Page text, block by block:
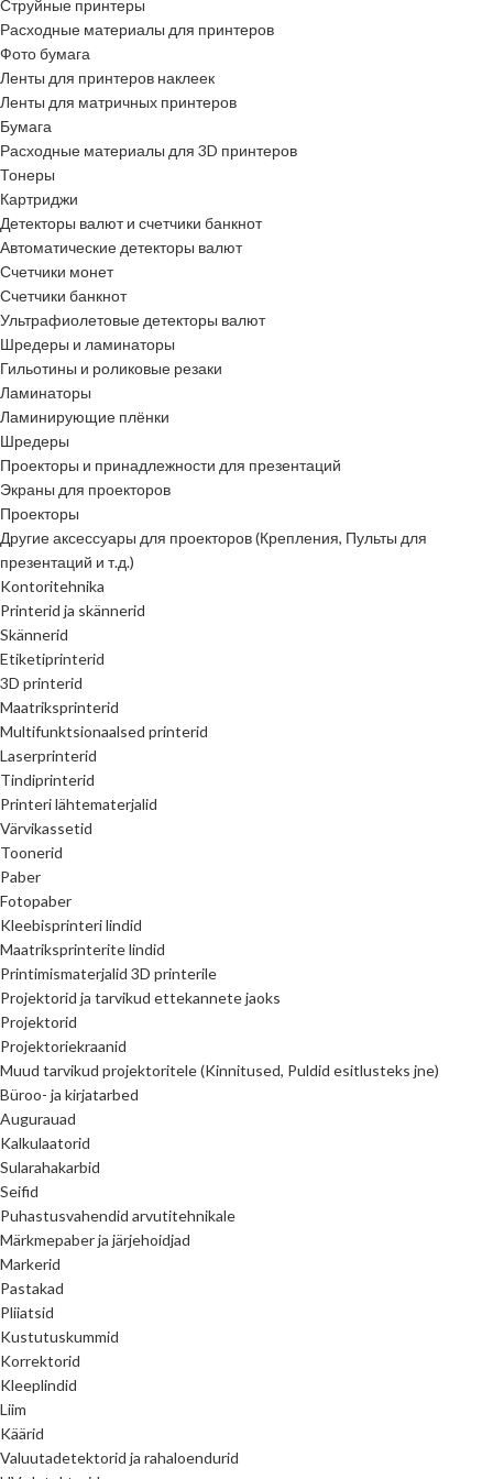
Струйные принтеры
Расходные материалы для принтеров
Фото бумага
Ленты для принтеров наклеек
Ленты для матричных принтеров
Бумага
Расходные материалы для 3D принтеров
Тонеры
Картриджи
Детекторы валют и счетчики банкнот
Автоматические детекторы валют
Счетчики монет
Счетчики банкнот
Ультрафиолетовые детекторы валют
Шредеры и ламинаторы
Гильотины и роликовые резаки
Ламинаторы
Ламинирующие плёнки
Шредеры
Проекторы и принадлежности для презентаций
Экраны для проекторов
Проекторы
Другие аксессуары для проекторов (Крепления, Пульты для
презентаций и т.д.)
Kontoritehnika
Printerid ja skännerid
Skännerid
Etiketiprinterid
3D printerid
Maatriksprinterid
Multifunktsionaalsed printerid
Laserprinterid
Tindiprinterid
Printeri lähtematerjalid
Värvikassetid
Toonerid
Paber
Fotopaber
Kleebisprinteri lindid
Maatriksprinterite lindid
Printimismaterjalid 3D printerile
Projektorid ja tarvikud ettekannete jaoks
Projektorid
Projektoriekraanid
Muud tarvikud projektoritele (Kinnitused, Puldid esitlusteks jne)
Büroo- ja kirjatarbed
Augurauad
Kalkulaatorid
Sularahakarbid
Seifid
Puhastusvahendid arvutitehnikale
Märkmepaber ja järjehoidjad
Markerid
Pastakad
Pliiatsid
Kustutuskummid
Korrektorid
Kleeplindid
Liim
Käärid
Valuutadetektorid ja rahaloendurid